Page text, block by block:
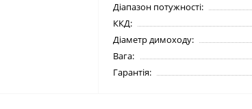
Діапазон потужності:
ККД:
Діаметр димоходу:
Вага:
Гарантія: